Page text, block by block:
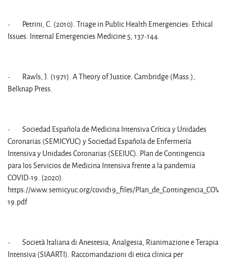
- Petrini, C. (2010). Triage in Public Health Emergencies: Ethical
Issues. Internal Emergencies Medicine 5, 137-144.
- Rawls, J. (1971). A Theory of Justice. Cambridge (Mass.),
Belknap Press.
- Sociedad Española de Medicina Intensiva Crítica y Unidades
Coronarias (SEMICYUC) y Sociedad Española de Enfermería
Intensiva y Unidades Coronarias (SEEIUC). Plan de Contingencia
para los Servicios de Medicina Intensiva frente a la pandemia
COVID-19. (2020).
https://www.semicyuc.org/covid19_files/
19.pdf
- Società Italiana di Anestesia, Analgesia, Rianimazione e Terapia
Intensiva (SIAARTI). Raccomandazioni di etica clinica per